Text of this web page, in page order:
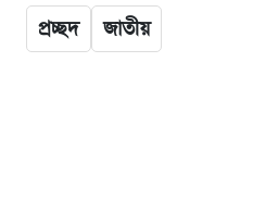
প্রচ্ছদ জাতীয়